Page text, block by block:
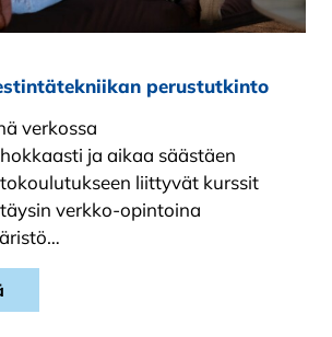
perustutkinto
verkossa
ja aikaa säästäen
liittyvät kurssit
verkko-opintoina